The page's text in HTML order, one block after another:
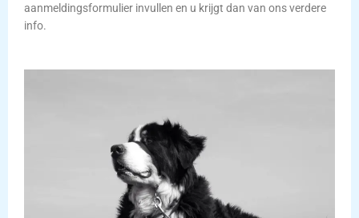
aanmeldingsformulier invullen en u krijgt dan van ons verdere
info.